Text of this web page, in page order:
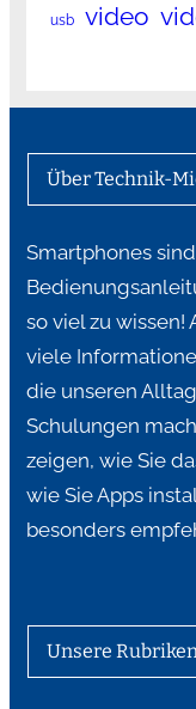
usb video
Über Technik-
Smartphones
so viel zu wissen!
viele
die unseren
Schulungen
zeigen, wie Sie
wie Sie Apps
besonders
Unsere